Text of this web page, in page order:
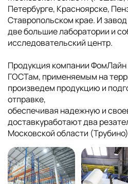
Петербурге, Красноярске,
Ставропольском крае. И
две большие лаборатории и
исследовательский центр.
Продукция компании ФомЛайн
ГОСТам, применяемым на
произведем продукцию и
отправке,
обеспечивая надежную и
доставкуработают два
Московской области